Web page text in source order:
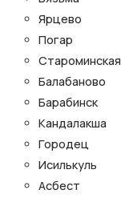
Ярцево
Погар
Староминская
Балабаново
Барабинск
Кандалакша
Городец
Исилькуль
Асбест